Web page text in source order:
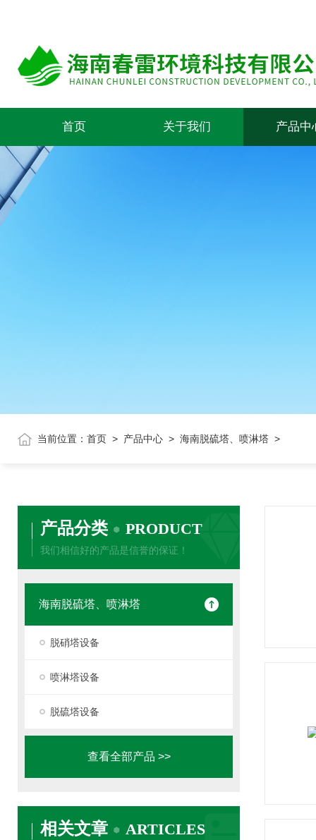
首页 关于我们 产品中
当前位置： 首页 > 产品中心 > 海南脱硫塔、喷淋塔 >
产品分类 PRODUCT
我们相信好的产品是信誉的保证！
海南脱硫塔、喷淋塔
脱硝塔设备
喷淋塔设备
脱硫塔设备
查看全部产品 >>
相关文章 ARTICLES